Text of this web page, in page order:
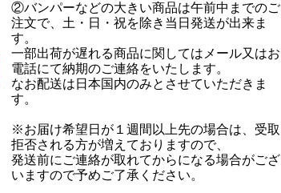
②バンパーなどの大きい商品は午前中までのご
注文で、土・日・祝を除き当日発送が出来ま
す。
一部出荷が遅れる商品に関してはメール又はお
電話にて納期のご連絡をいたします。
なお配送は日本国内のみとさせていただきま
す。
※お届け希望日が１週間以上先の場合は、受取
拒否される方が増えておりますので、
発送前にご連絡が取れてからになる場合がござ
いますので予めご了承ください。